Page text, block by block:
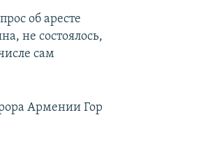
об аресте
не состоялось,
сам
Армении Гор